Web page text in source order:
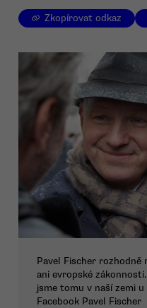
Zkopírovat odkaz
Pavel Fischer rozhodně
ani evropské
jsme tomu v naší zemi
Facebook Pavel Fischer